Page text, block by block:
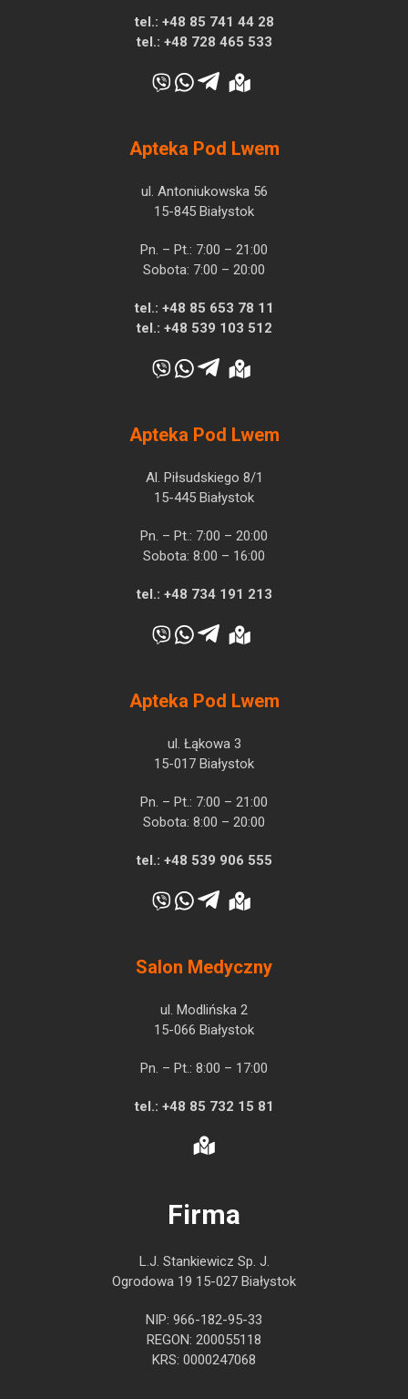
tel.: +48 85 741 44 28
tel.: +48 728 465 533
Apteka Pod Lwem
ul. Antoniukowska 56
15-845 Białystok
Pn. – Pt.: 7:00 – 21:00
Sobota: 7:00 – 20:00
tel.: +48 85 653 78 11
tel.: +48 539 103 512
Apteka Pod Lwem
Al. Piłsudskiego 8/1
15-445 Białystok
Pn. – Pt.: 7:00 – 20:00
Sobota: 8:00 – 16:00
tel.: +48 734 191 213
Apteka Pod Lwem
ul. Łąkowa 3
15-017 Białystok
Pn. – Pt.: 7:00 – 21:00
Sobota: 8:00 – 20:00
tel.: +48 539 906 555
Salon Medyczny
ul. Modlińska 2
15-066 Białystok
Pn. – Pt.: 8:00 – 17:00
tel.: +48 85 732 15 81
Firma
L.J. Stankiewicz Sp. J.
Ogrodowa 19 15-027 Białystok
NIP: 966-182-95-33
REGON: 200055118
KRS: 0000247068